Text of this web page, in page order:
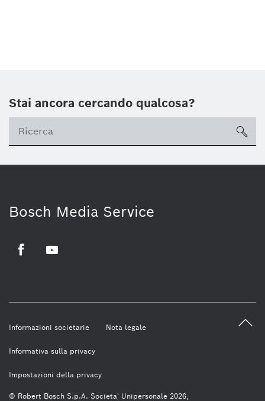
Stai ancora cercando qualcosa?
Bosch Media Service
© Robert Bosch S.p.A. Societa' Unipersonale 2026,
Informazioni societarie Nota legale
Informativa sulla privacy
Impostazioni della privacy